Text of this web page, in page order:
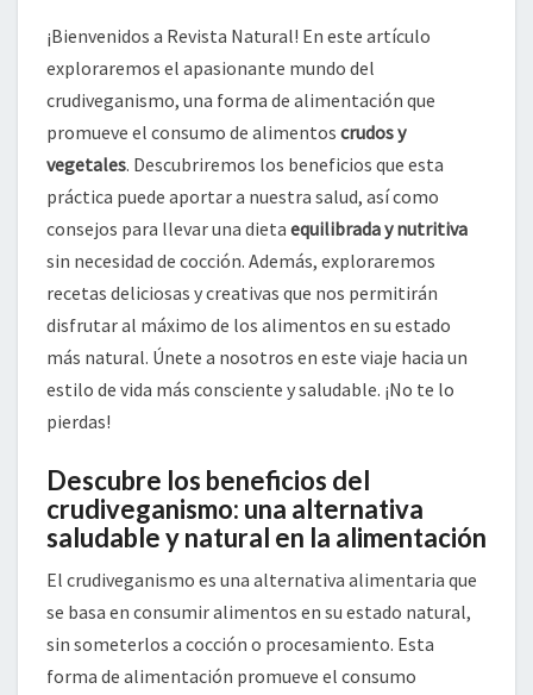
SALUDABLE
¡Bienvenidos a Revista Natural! En este artículo
exploraremos el apasionante mundo del
crudiveganismo, una forma de alimentación que
promueve el consumo de alimentos crudos y
vegetales. Descubriremos los beneficios que esta
práctica puede aportar a nuestra salud, así como
consejos para llevar una dieta equilibrada y nutritiva
sin necesidad de cocción. Además, exploraremos
recetas deliciosas y creativas que nos permitirán
disfrutar al máximo de los alimentos en su estado
más natural. Únete a nosotros en este viaje hacia un
estilo de vida más consciente y saludable. ¡No te lo
pierdas!
Descubre los beneficios del
crudiveganismo: una alternativa
saludable y natural en la alimentación
El crudiveganismo es una alternativa alimentaria que
se basa en consumir alimentos en su estado natural,
sin someterlos a cocción o procesamiento. Esta
forma de alimentación promueve el consumo